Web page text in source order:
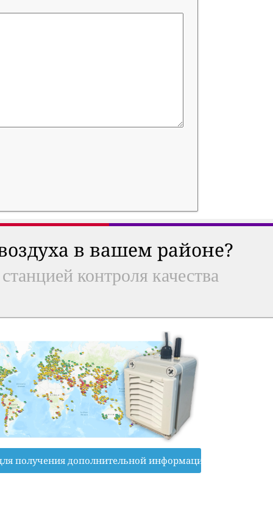
в вашем районе?
контроля качества
получения дополнительной информации